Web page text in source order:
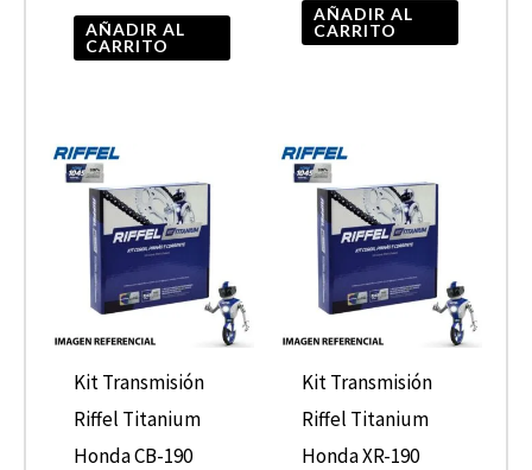
AÑADIR AL
CARRITO
AÑADIR AL
CARRITO
Kit Transmisión
Riffel Titanium
Honda CB-190
Kit Transmisión
Riffel Titanium
Honda XR-190